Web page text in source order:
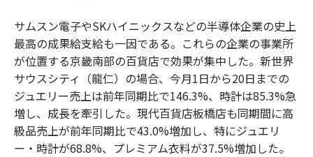
サムスン電子やSKハイニックスなどの半導体企業の史上
最高の成果給支給も一因である。これらの企業の事業所
が位置する京畿南部の百貨店で効果が集中した。新世界
サウスシティ（龍仁）の場合、今月1日から20日までの
ジュエリー売上は前年同期比で146.3%、時計は85.3%急
増し、成長を牽引した。現代百貨店板橋店も同期間に高
級品売上が前年同期比で43.0%増加し、特にジュエリ
ー・時計が68.8%、プレミアム衣料が37.5%増加した。